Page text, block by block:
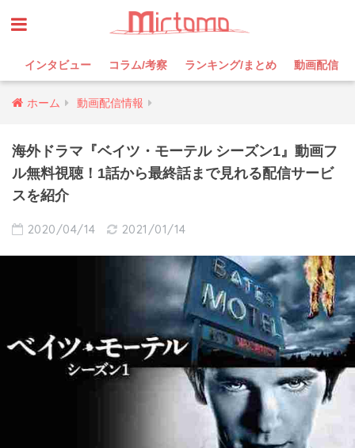
インタビュー コラム/考察 ランキング/まとめ 動画配信
ホーム 動画配信情報
海外ドラマ『ベイツ・モーテル シーズン1』動画フ
ル無料視聴！1話から最終話まで見れる配信サービ
スを紹介
2020/04/14 2021/01/14